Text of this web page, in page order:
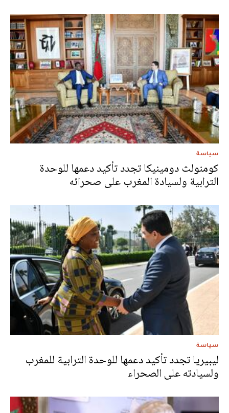
سياسة
كومنولث دومينيكا تجدد تأكيد دعمها للوحدة
الترابية ولسيادة المغرب على صحرائه
سياسة
ليبيريا تجدد تأكيد دعمها للوحدة الترابية للمغرب
ولسيادته على الصحراء